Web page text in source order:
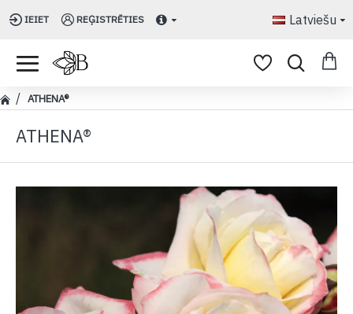
IEIET REĢISTRĒTIES Latviešu
ATHENA®
ATHENA®